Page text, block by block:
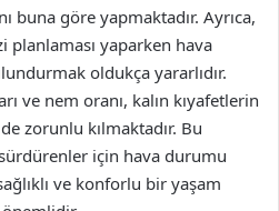
buna göre yapmaktadır. Ayrıca,
yaparken hava
oldukça yararlıdır.
ve nem oranı, kalın kıyafetlerin
zorunlu kılmaktadır. Bu
için hava durumu
ve konforlu bir yaşam